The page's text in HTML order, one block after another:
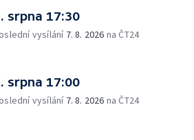
srpna 17:30
vysílání 7. 8. 2026 na ČT24
srpna 17:00
vysílání 7. 8. 2026 na ČT24